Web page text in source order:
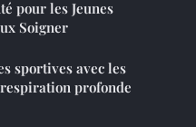
pour les Jeunes
Soigner
sportives avec les
profonde